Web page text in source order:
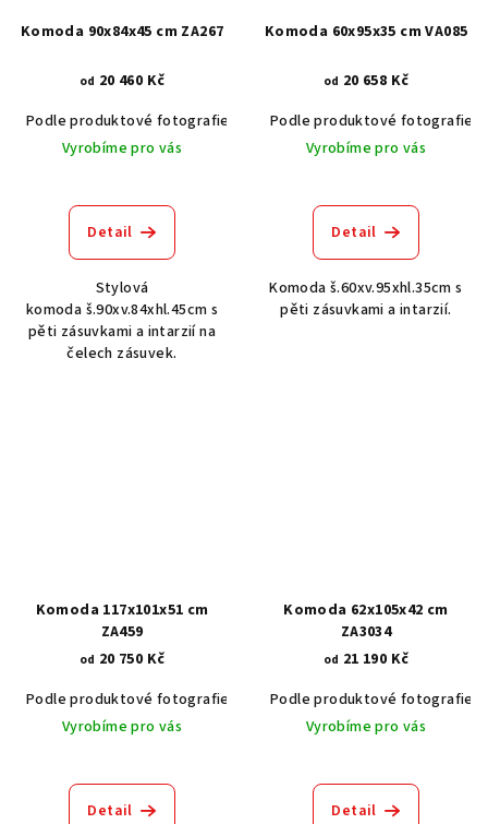
Komoda 90x84x45 cm ZA267
od 20 460 Kč
Podle produktové fotografie
Akát vintage BT1551
Dub světlý
Vyrobíme pro vás
Detail
Stylová
komoda š.90xv.84xhl.45cm s
pěti zásuvkami a intarzií na
čelech zásuvek.
Komoda 60x95x35 cm VA085
od 20 658 Kč
Podle produktové fotografie
Vyrobíme pro vás
Detail
Komoda š.60xv.95xhl.35cm s
pěti zásuvkami a intarzií.
Komoda 117x101x51 cm
ZA459
od 20 750 Kč
Podle produktové fotografie
Akát vintage BT1551
Dub světlý
Vyrobíme pro vás
Detail
Komoda 62x105x42 cm
ZA3034
od 21 190 Kč
Podle produktové fotografie
Vyrobíme pro vás
Detail